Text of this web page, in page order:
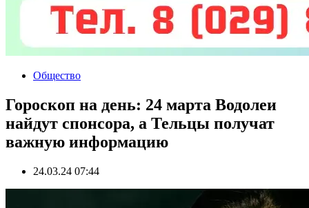
Общество
Гороскоп на день: 24 марта Водолеи
найдут спонсора, а Тельцы получат
важную информацию
24.03.24 07:44